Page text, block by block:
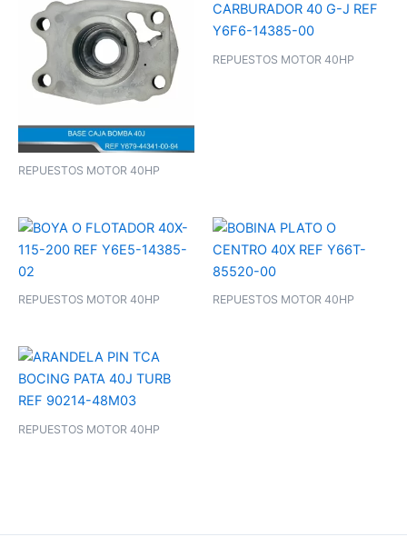
REPUESTOS MOTOR 40HP
REPUESTOS MOTOR 40HP
REPUESTOS MOTOR 40HP REPUESTOS MOTOR 40HP
REPUESTOS MOTOR 40HP